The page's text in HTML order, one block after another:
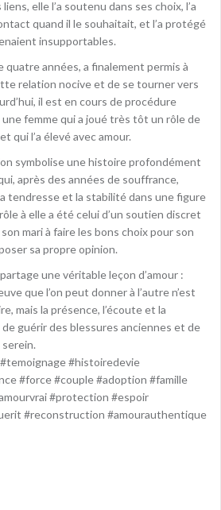
elle l’a soutenu dans ses choix, l’a
quand il le souhaitait, et l’a protégé
insupportables.
quatre années, a finalement permis à
relation nocive et de se tourner vers
il est en cours de procédure
une femme qui a joué très tôt un rôle de
qui l’a élevé avec amour.
symbolise une histoire profondément
après des années de souffrance,
tendresse et la stabilité dans une figure
à elle a été celui d’un soutien discret
mari à faire les bons choix pour son
sa propre opinion.
une véritable leçon d’amour :
que l’on peut donner à l’autre n’est
mais la présence, l’écoute et la
guérir des blessures anciennes et de
#histoiredevie
#force #couple #adoption #famille
#protection #espoir
#reconstruction #amourauthentique